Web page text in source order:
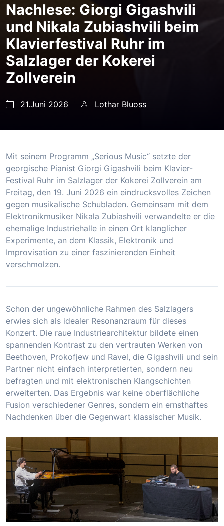
Nachlese: Giorgi Gigashvili
und Nikala Zubiashvili beim
Klavierfestival Ruhr im
Salzlager der Kokerei
Zollverein
21.Juni 2026 Lothar Bluoss
Mit seinem Programm „Serious Music“ setzte der
georgische Pianist Giorgi Gigashvili beim Klavier-
Festival Ruhr im Salzlager der Kokerei Zollverein am
Freitag, den 19. Juni 2026 ein eindrucksvolles Zeichen
gegen musikalische Schubladen. Gemeinsam mit dem
Elektronikmusiker Nikala Zubiashvili verwandelte er die
ehemalige Industriehalle in einen Ort klanglicher
Experimente, an dem Klassik, Elektronik und
Improvisation zu einer faszinierenden Einheit
verschmolzen.
Schon der ungewöhnliche Rahmen des Salzlagers
erwies sich als idealer Resonanzraum für dieses
Konzert. Die raue Industriearchitektur bildete einen
spannenden Kontrast zu den vertrauten Werken von
Beethoven, Prokofjew und Ravel, die Gigashvili und sein
Partner nicht einfach interpretierten, sondern neu
befragten und mit elektronischen Klangschichten
erweiterten. Das Ergebnis war keine oberflächliche
Fusion verschiedener Genres, sondern ein ernsthaftes
Nachdenken über die Gegenwart klassischer Musik.